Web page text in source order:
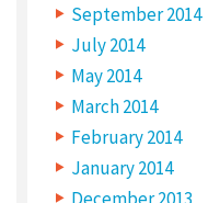
September 2014
July 2014
May 2014
March 2014
February 2014
January 2014